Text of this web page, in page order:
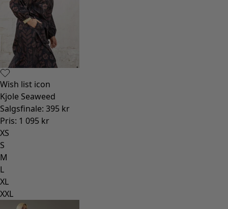
Wish list icon
Kjole Seaweed
Salgsfinale: 395 kr
Pris: 1 095 kr
XS
S
M
L
XL
XXL